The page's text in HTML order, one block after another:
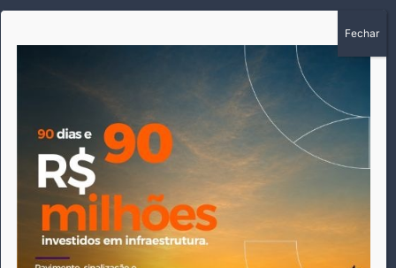
A história do Pioneiro inicia em fevereiro de 2005 em
Canarana - MT, na época, como um jornal impresso semanal,
que chegou a possuir mil assinantes. Durante 15 anos, foram
publicadas 691 edições que narraram os acontecimentos
políticos, policiais e cotidianos de Canarana e região. Fiel a sua
origem, pautado sempre pela busca incessante da
imparcialidade, faz jus a sua logo, com o característico "avião
da praça" de Canarana, sendo o símbolo do
comprometimento deste veículo de comunicação com o
relato dos fatos neste município. Em 06 de dezembro de 2019
circulou a última edição impressa do jornal, que desde então